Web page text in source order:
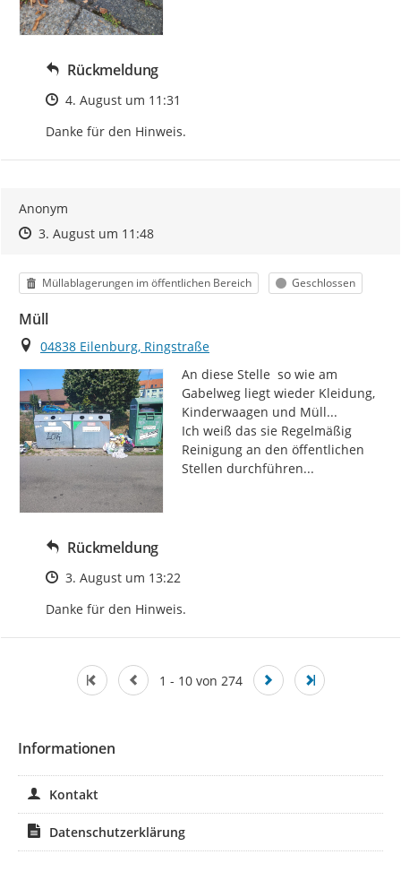
Rückmeldung
Zeitpunkt des Erstellens
4. August um 11:31
Danke für den Hinweis.
Anonym
Zeitpunkt des Erstellens
Zeitpunkt des Erstellens
3. August um 11:48Zur Äußerung
Kategorie
Müllablagerungen im öffentlichen Bereich Status
Geschlossen
Müll
Ort
04838 Eilenburg, Ringstraße
An diese Stelle  so wie am
Gabelweg liegt wieder Kleidung,
Kinderwaagen und Müll...
Ich weiß das sie Regelmäßig
Reinigung an den öffentlichen
Stellen durchführen...
Rückmeldung
Zeitpunkt des Erstellens
3. August um 13:22
Danke für den Hinweis.
1 - 10 von 274
Informationen
Kontakt
Datenschutzerklärung